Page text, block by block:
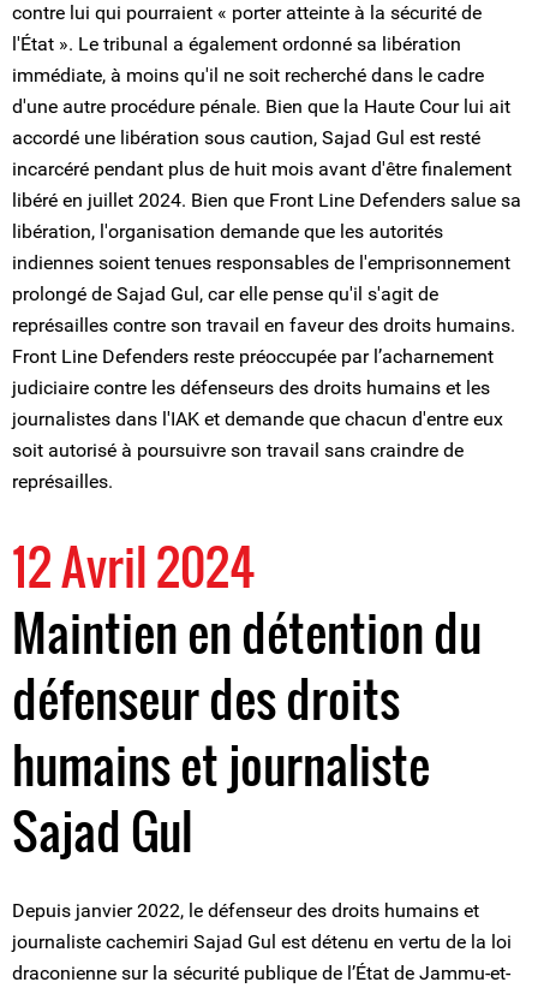
contre lui qui pourraient « porter atteinte à la sécurité de
l'État ». Le tribunal a également ordonné sa libération
immédiate, à moins qu'il ne soit recherché dans le cadre
d'une autre procédure pénale. Bien que la Haute Cour lui ait
accordé une libération sous caution, Sajad Gul est resté
incarcéré pendant plus de huit mois avant d'être finalement
libéré en juillet 2024. Bien que Front Line Defenders salue sa
libération, l'organisation demande que les autorités
indiennes soient tenues responsables de l'emprisonnement
prolongé de Sajad Gul, car elle pense qu'il s'agit de
représailles contre son travail en faveur des droits humains.
Front Line Defenders reste préoccupée par l’acharnement
judiciaire contre les défenseurs des droits humains et les
journalistes dans l'IAK et demande que chacun d'entre eux
soit autorisé à poursuivre son travail sans craindre de
représailles.
12 Avril 2024
Maintien en détention du
défenseur des droits
humains et journaliste
Sajad Gul
Depuis janvier 2022, le défenseur des droits humains et
journaliste cachemiri Sajad Gul est détenu en vertu de la loi
draconienne sur la sécurité publique de l’État de Jammu-et-